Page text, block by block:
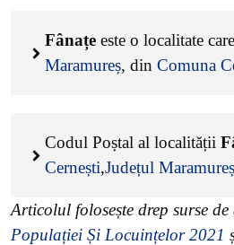
Fânațe este o localitate
Maramureș, din Comuna
Codul Poștal al localității
Cernești,Județul Maramureș
Articolul folosește drep surse de
Populației Și Locuințelor 2021